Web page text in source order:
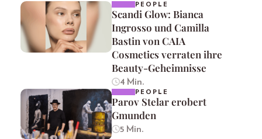
PEOPLE
Scandi Glow: Bianca
Ingrosso und Camilla
Bastin von CAIA
Cosmetics verraten ihre
Beauty-Geheimnisse
4 Min.
PEOPLE
Parov Stelar erobert
Gmunden
5 Min.